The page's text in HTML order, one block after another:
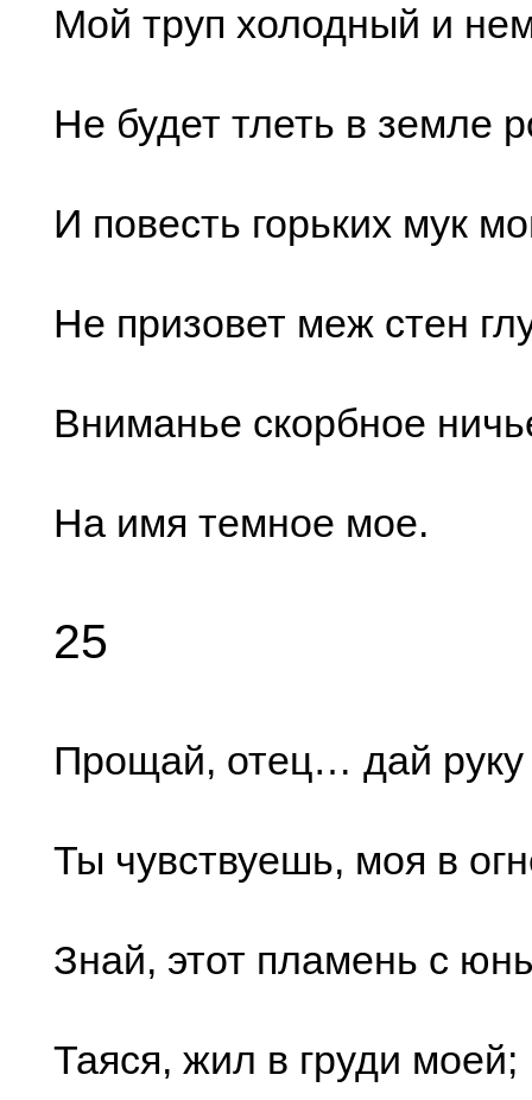
Мой труп холодный и
Не будет тлеть в земле
И повесть горьких мук
Не призовет меж стен
Вниманье скорбное
На имя темное мое.
25
Прощай, отец… дай
Ты чувствуешь, моя в
Знай, этот пламень с
Таяся, жил в груди моей;